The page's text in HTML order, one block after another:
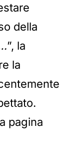
della
”, la
la
pagina